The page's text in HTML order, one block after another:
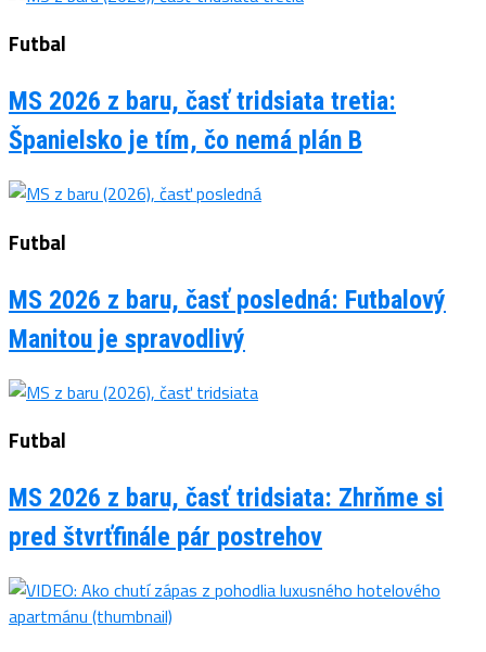
Futbal
MS 2026 z baru, časť tridsiata tretia:
Španielsko je tím, čo nemá plán B
Futbal
MS 2026 z baru, časť posledná: Futbalový
Manitou je spravodlivý
Futbal
MS 2026 z baru, časť tridsiata: Zhrňme si
pred štvrťfinále pár postrehov